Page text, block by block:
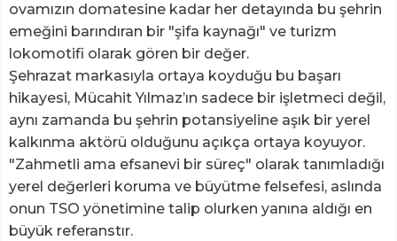
ovamızın domatesine kadar her detayında bu şehrin
emeğini barındıran bir "şifa kaynağı" ve turizm
lokomotifi olarak gören bir değer.
​Şehrazat markasıyla ortaya koyduğu bu başarı
hikayesi, Mücahit Yılmaz’ın sadece bir işletmeci değil,
aynı zamanda bu şehrin potansiyeline aşık bir yerel
kalkınma aktörü olduğunu açıkça ortaya koyuyor.
"Zahmetli ama efsanevi bir süreç" olarak tanımladığı
yerel değerleri koruma ve büyütme felsefesi, aslında
onun TSO yönetimine talip olurken yanına aldığı en
büyük referanstır.